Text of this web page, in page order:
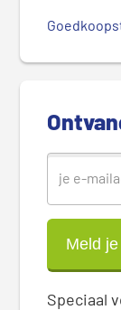
d
Speciaal